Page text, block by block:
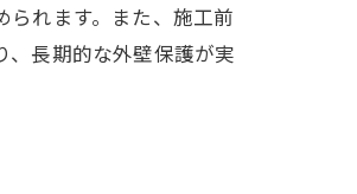
れます。また、施工前
、長期的な外壁保護が実